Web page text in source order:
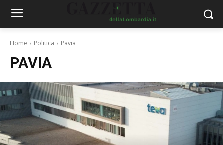
Home Politica Pavia
PAVIA